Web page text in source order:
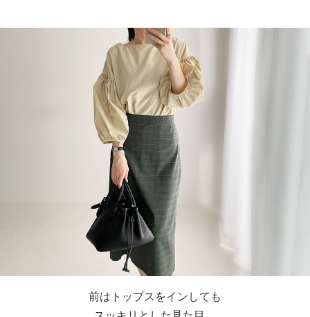
前はトップスをインしても